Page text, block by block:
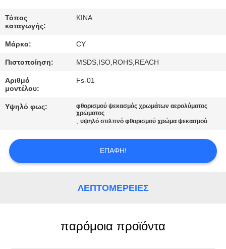
ΜΑΣ
ΕΛΆΤΕ
ΣΕ
ΕΠΑΦΉ
ΜΕ
ΈΝΑ
ΑΠΌΣΠΑΣΜΑ
PRIVACY
Τόπος
καταγωγής:
ΚΙΝΑ
Μάρκα: CY
Πιστοποίηση: MSDS,ISO,ROHS,REACH
Αριθμό
μοντέλου:
Fs-01
Υψηλό φως:
φθορισμού ψεκασμός χρωμάτων αερολύματος
χρώματος
,υψηλό στιλπνό φθορισμού χρώμα ψεκασμού
ΕΠΑΦΉ!
ΛΕΠΤΟΜΈΡΕΙΕΣ
παρόμοια προϊόντα